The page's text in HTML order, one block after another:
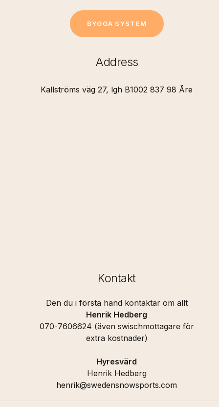
BYGGA SYST EM
Address
Kallströms väg 27, lgh B1002 837 98 Åre
Kontakt
Den du i första hand kontaktar om allt
Henrik Hedberg
070-7606624 (även swischmottagare för
extra kostnader)
Hyresvärd
Henrik Hedberg
henrik@swedensnowsports.com